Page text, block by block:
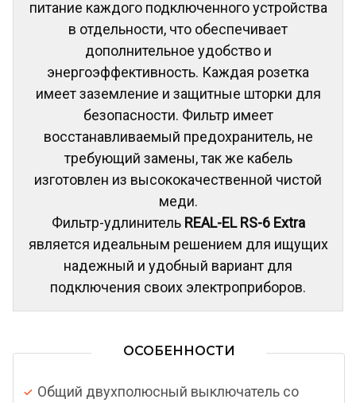
питание каждого подключенного устройства
в отдельности, что обеспечивает
дополнительное удобство и
энергоэффективность. Каждая розетка
имеет заземление и защитные шторки для
безопасности. Фильтр имеет
восстанавливаемый предохранитель, не
требующий замены, так же кабель
изготовлен из высококачественной чистой
меди.
Фильтр-удлинитель REAL-EL RS-6 Extra
является идеальным решением для ищущих
надежный и удобный вариант для
подключения своих электроприборов.
ОСОБЕННОСТИ
Общий двухполюсный выключатель со